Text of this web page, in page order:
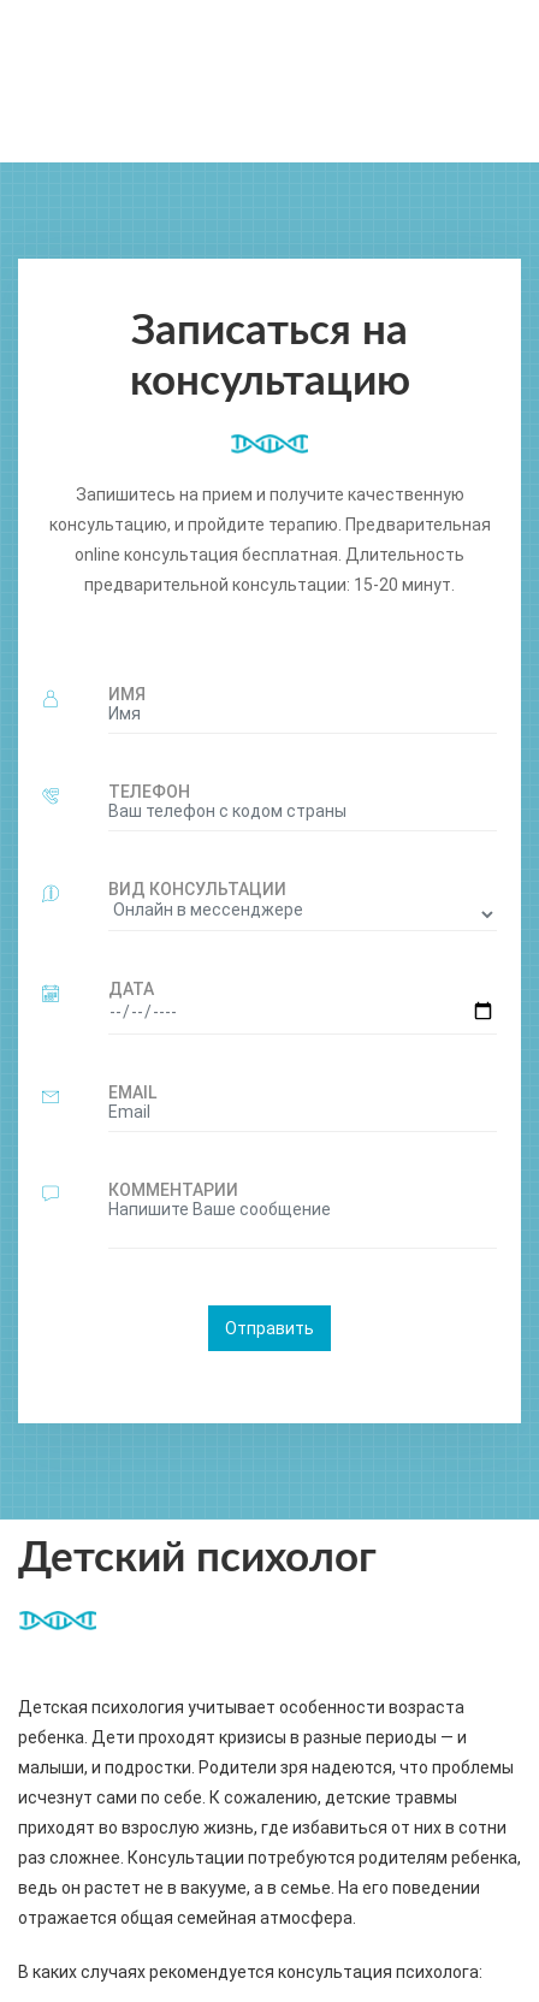
Записаться на
консультацию
Запишитесь на прием и получите качественную
консультацию, и пройдите терапию. Предварительная
online консультация бесплатная. Длительность
предварительной консультации: 15-20 минут.
ИМЯ
ТЕЛЕФОН
ВИД КОНСУЛЬТАЦИИ
ДАТА
EMAIL
КОММЕНТАРИИ
Детский психолог
Детская психология учитывает особенности возраста
ребенка. Дети проходят кризисы в разные периоды — и
малыши, и подростки. Родители зря надеются, что проблемы
исчезнут сами по себе. К сожалению, детские травмы
приходят во взрослую жизнь, где избавиться от них в сотни
раз сложнее. Консультации потребуются родителям ребенка,
ведь он растет не в вакууме, а в семье. На его поведении
отражается общая семейная атмосфера.
В каких случаях рекомендуется консультация психолога: